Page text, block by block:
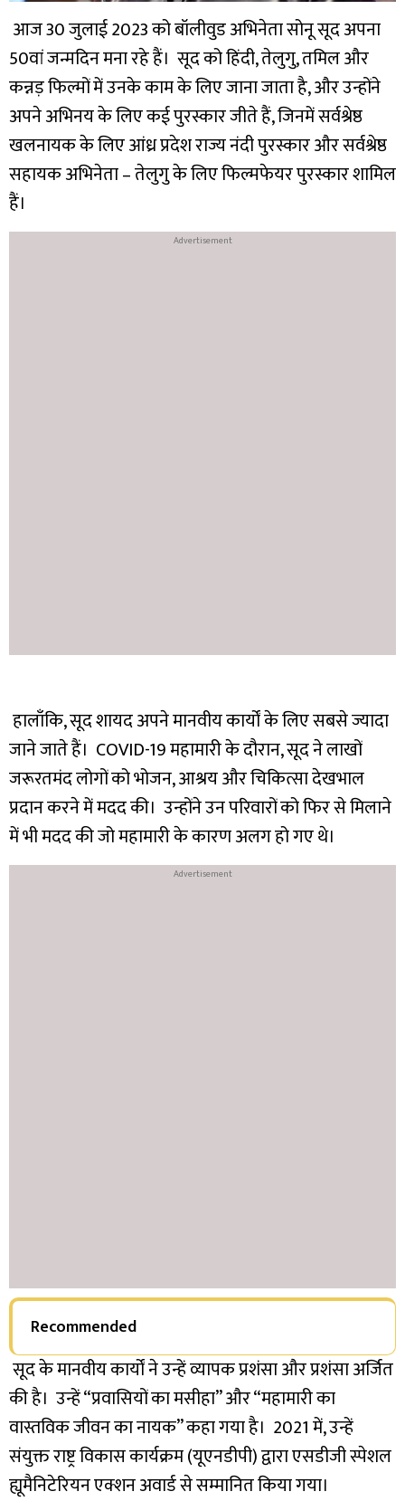
आज 30 जुलाई 2023 को बॉलीवुड अभिनेता सोनू सूद अपना
50वां जन्मदिन मना रहे हैं। सूद को हिंदी, तेलुगु, तमिल और
कन्नड़ फिल्मों में उनके काम के लिए जाना जाता है, और उन्होंने
अपने अभिनय के लिए कई पुरस्कार जीते हैं, जिनमें सर्वश्रेष्ठ
खलनायक के लिए आंध्र प्रदेश राज्य नंदी पुरस्कार और सर्वश्रेष्ठ
सहायक अभिनेता – तेलुगु के लिए फिल्मफेयर पुरस्कार शामिल
हैं।
हालाँकि, सूद शायद अपने मानवीय कार्यों के लिए सबसे ज्यादा
जाने जाते हैं। COVID-19 महामारी के दौरान, सूद ने लाखों
जरूरतमंद लोगों को भोजन, आश्रय और चिकित्सा देखभाल
प्रदान करने में मदद की। उन्होंने उन परिवारों को फिर से मिलाने
में भी मदद की जो महामारी के कारण अलग हो गए थे।
Recommended
सूद के मानवीय कार्यों ने उन्हें व्यापक प्रशंसा और प्रशंसा अर्जित
की है। उन्हें “प्रवासियों का मसीहा” और “महामारी का
वास्तविक जीवन का नायक” कहा गया है। 2021 में, उन्हें
संयुक्त राष्ट्र विकास कार्यक्रम (यूएनडीपी) द्वारा एसडीजी स्पेशल
ह्यूमैनिटेरियन एक्शन अवार्ड से सम्मानित किया गया।